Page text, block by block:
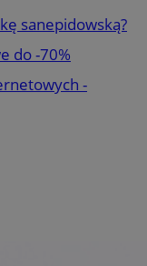
sanepidowską?
do -70%
-